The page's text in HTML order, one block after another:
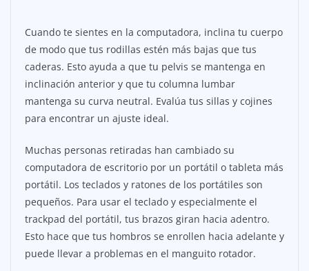
Cuando te sientes en la computadora, inclina tu cuerpo
de modo que tus rodillas estén más bajas que tus
caderas. Esto ayuda a que tu pelvis se mantenga en
inclinación anterior y que tu columna lumbar
mantenga su curva neutral. Evalúa tus sillas y cojines
para encontrar un ajuste ideal.
Muchas personas retiradas han cambiado su
computadora de escritorio por un portátil o tableta más
portátil. Los teclados y ratones de los portátiles son
pequeños. Para usar el teclado y especialmente el
trackpad del portátil, tus brazos giran hacia adentro.
Esto hace que tus hombros se enrollen hacia adelante y
puede llevar a problemas en el manguito rotador.